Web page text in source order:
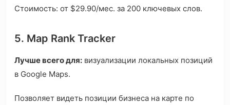
Стоимость: от $29.90/мес. за 200 ключевых слов.
5. Map Rank Tracker
Лучше всего для: визуализации локальных позиций
в Google Maps.
Позволяет видеть позиции бизнеса на карте по